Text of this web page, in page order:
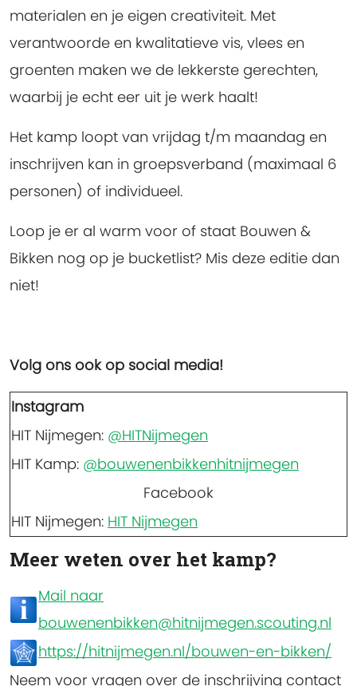
materialen en je eigen creativiteit. Met
verantwoorde en kwalitatieve vis, vlees en
groenten maken we de lekkerste gerechten,
waarbij je echt eer uit je werk haalt!
Het kamp loopt van vrijdag t/m maandag en
inschrijven kan in groepsverband (maximaal 6
personen) of individueel.
Loop je er al warm voor of staat Bouwen &
Bikken nog op je bucketlist? Mis deze editie dan
niet!
Volg ons ook op social media!
Instagram
HIT Nijmegen: @HITNijmegen
HIT Kamp: @bouwenenbikkenhitnijmegen
Facebook
HIT Nijmegen: HIT Nijmegen
Meer weten over het kamp?
Mail naar
bouwenenbikken@hitnijmegen.scouting.nl
https://hitnijmegen.nl/bouwen-en-bikken/
Neem voor vragen over de inschrijving contact